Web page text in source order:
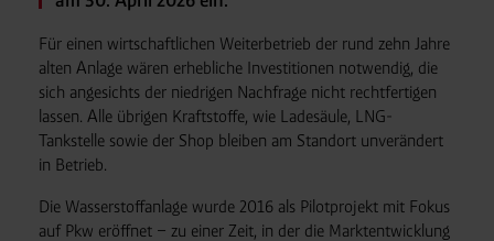
Für einen wirtschaftlichen Weiterbetrieb der rund zehn Jahre
alten Anlage wären erhebliche Investitionen notwendig, die
sich angesichts der niedrigen Nachfrage nicht rechtfertigen
lassen. Alle übrigen Kraftstoffe, wie Ladesäule, LNG-
Tankstelle sowie der Shop bleiben am Standort unverändert
in Betrieb.
Die Wasserstoffanlage wurde 2016 als Pilotprojekt mit Fokus
auf Pkw eröffnet – zu einer Zeit, in der die Marktentwicklung